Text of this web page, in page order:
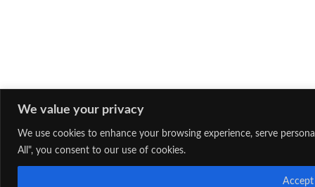
We value your privacy
We use cookies to enhance your browsing experience, serve
All", you consent to our use of cookies.